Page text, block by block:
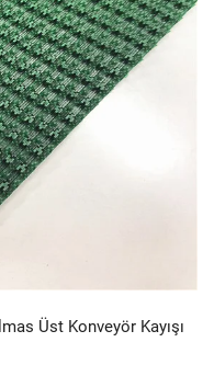
Üst Konveyör Kayışı